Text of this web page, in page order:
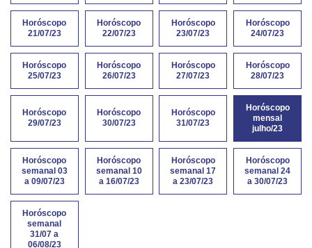
Horóscopo
21/07/23
Horóscopo
22/07/23
Horóscopo
23/07/23
Horóscopo
24/07/23
Horóscopo
25/07/23
Horóscopo
26/07/23
Horóscopo
27/07/23
Horóscopo
28/07/23
Horóscopo
29/07/23
Horóscopo
30/07/23
Horóscopo
31/07/23
Horóscopo
mensal
julho/23
Horóscopo
semanal 03
a 09/07/23
Horóscopo
semanal 10
a 16/07/23
Horóscopo
semanal 17
a 23/07/23
Horóscopo
semanal 24
a 30/07/23
Horóscopo
semanal
31/07 a
06/08/23